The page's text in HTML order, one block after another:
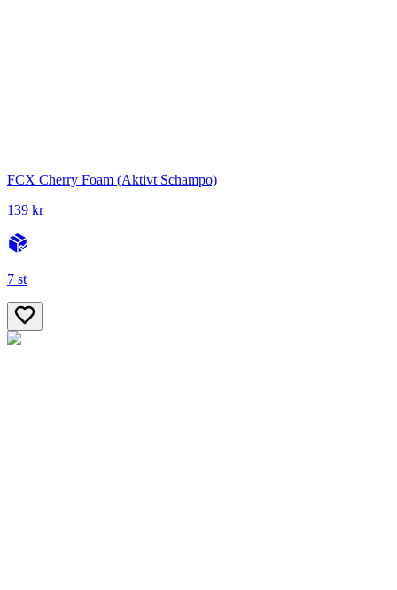
FCX Cherry Foam (Aktivt Schampo)
139 kr
7 st